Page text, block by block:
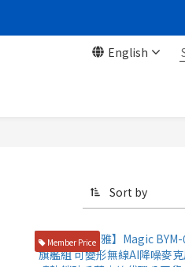
English
Sort by
Member Price